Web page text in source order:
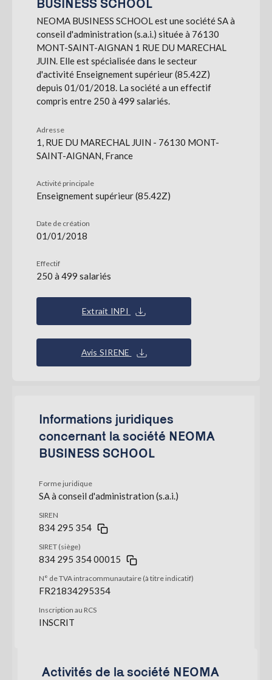
BUSINESS SCHOOL
NEOMA BUSINESS SCHOOL est une société SA à
conseil d'administration (s.a.i.) située à 76130
MONT-SAINT-AIGNAN 1 RUE DU MARECHAL
JUIN. Elle est spécialisée dans le secteur
d'activité Enseignement supérieur (85.42Z)
depuis 01/01/2018. La société a un effectif
compris entre 250 à 499 salariés.
Adresse
1, RUE DU MARECHAL JUIN - 76130 MONT-
SAINT-AIGNAN, France
Activité principale
Enseignement supérieur (85.42Z)
Date de création
01/01/2018
Effectif
250 à 499 salariés
Extrait INPI
Avis SIRENE
Informations juridiques
concernant la société NEOMA
BUSINESS SCHOOL
Forme juridique
SA à conseil d'administration (s.a.i.)
SIREN
834 295 354
SIRET (siège)
834 295 354 00015
N° de TVA intracommunautaire (à titre indicatif)
FR21834295354
Inscription au RCS
INSCRIT
Activités de la société NEOMA